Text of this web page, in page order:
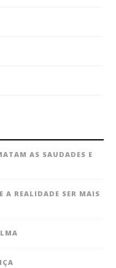
AS SAUDADES E
A REALIDADE SER MAIS